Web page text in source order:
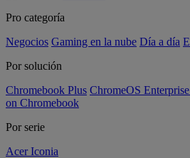
Pro categoría
Negocios Gaming en la nube Día a día
Por solución
Chromebook Plus ChromeOS
on Chromebook
Por serie
Acer Iconia